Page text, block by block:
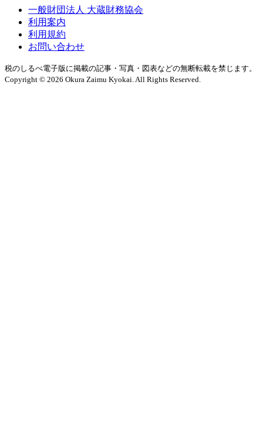
一般財団法人 大蔵財務協会
利用案内
利用規約
お問い合わせ
税のしるべ電子版に掲載の記事・写真・図表などの無断転載を禁じます。
Copyright © 2026 Okura Zaimu Kyokai. All Rights Reserved.